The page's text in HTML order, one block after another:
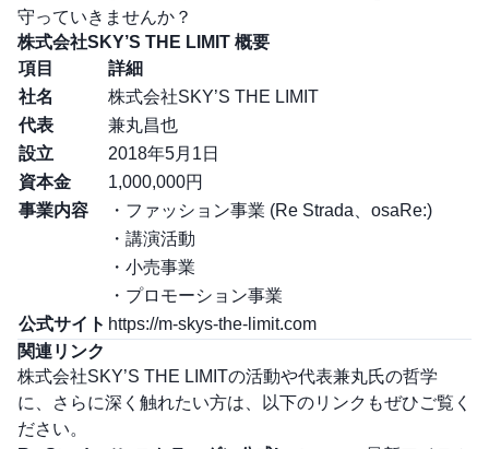
守っていきませんか？
株式会社SKY’S THE LIMIT 概要
項目
詳細
社名
株式会社SKY’S THE LIMIT
代表
兼丸昌也
設立
2018年5月1日
資本金
1,000,000円
事業内容
・ファッション事業 (Re Strada、osaRe:)
・講演活動
・小売事業
・プロモーション事業
公式サイト https://m-skys-the-limit.com
関連リンク
株式会社SKY’S THE LIMITの活動や代表兼丸氏の哲学
に、さらに深く触れたい方は、以下のリンクもぜひご覧く
ださい。